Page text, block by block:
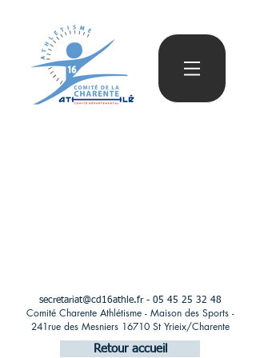
secretariat@cd16athle.fr- 05 45 25 32 48
Comité Charente Athlétisme - Maison des Sports -
241rue des Mesniers 16710 St Yrieix/Charente
Retour accueil